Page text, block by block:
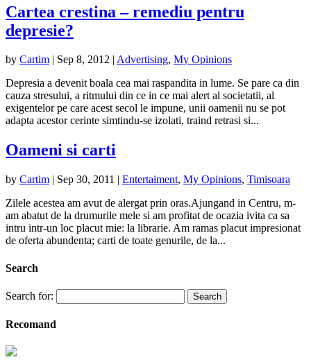
Cartea crestina – remediu pentru
depresie?
by Cartim | Sep 8, 2012 | Advertising, My Opinions
Depresia a devenit boala cea mai raspandita in lume. Se pare ca din
cauza stresului, a ritmului din ce in ce mai alert al societatii, al
exigentelor pe care acest secol le impune, unii oamenii nu se pot
adapta acestor cerinte simtindu-se izolati, traind retrasi si...
Oameni si carti
by Cartim | Sep 30, 2011 | Entertaiment, My Opinions, Timisoara
Zilele acestea am avut de alergat prin oras.Ajungand in Centru, m-
am abatut de la drumurile mele si am profitat de ocazia ivita ca sa
intru intr-un loc placut mie: la librarie. Am ramas placut impresionat
de oferta abundenta; carti de toate genurile, de la...
Search
Search for:
Recomand